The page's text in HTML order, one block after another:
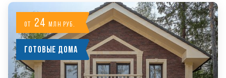
от 24млн руб.
Готовые дома